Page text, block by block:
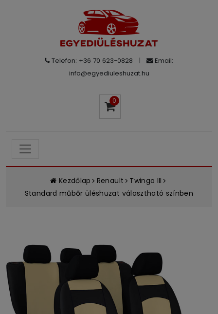
Telefon: +36 70 623-0828 |
Email:
info@egyediuleshuzat.hu
0
Kezdőlap Renault
Twingo III
Standard műbőr üléshuzat választható színben